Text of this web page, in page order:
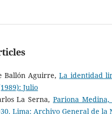
Ballón Aguirre,La identidad
Julio
La Serna, Pariona
Lima: Archivo General de la